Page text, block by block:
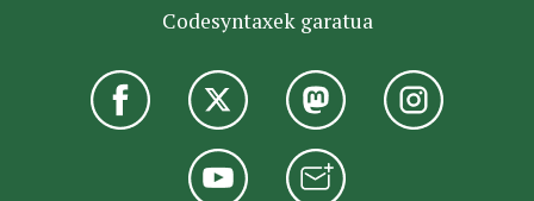
Codesyntaxek garatua